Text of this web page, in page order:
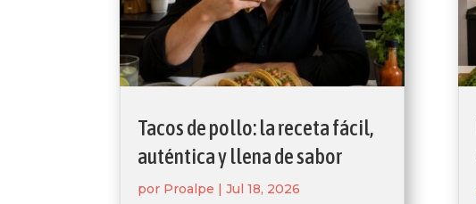
Tacos de pollo: la receta fácil,
auténtica y llena de sabor
por Proalpe |Jul 18, 2026